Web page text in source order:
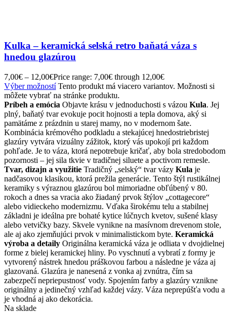
Kulka – keramická selská retro baňatá váza s
hnedou glazúrou
7,00€ – 12,00€Price range: 7,00€ through 12,00€
Výber možnostíTento produkt má viacero variantov. Možnosti si
môžete vybrať na stránke produktu.
Príbeh a emócia Objavte krásu v jednoduchosti s vázou Kula. Jej
plný, baňatý tvar evokuje pocit hojnosti a tepla domova, aký si
pamätáme z prázdnin u starej mamy, no v modernom šate.
Kombinácia krémového podkladu a stekajúcej hnedostriebristej
glazúry vytvára vizuálny zážitok, ktorý vás upokojí pri každom
pohľade. Je to váza, ktorá nepotrebuje kričať, aby bola stredobodom
pozornosti – jej sila tkvie v tradičnej siluete a poctivom remesle.
Tvar, dizajn a využitie Tradičný „selský“ tvar vázy Kula je
nadčasovou klasikou, ktorá prežila generácie. Tento štýl rustikálnej
keramiky s výraznou glazúrou bol mimoriadne obľúbený v 80.
rokoch a dnes sa vracia ako žiadaný prvok štýlov „cottagecore“
alebo vidieckeho modernizmu. Vďaka širokému telu a stabilnej
základni je ideálna pre bohaté kytice lúčnych kvetov, sušené klasy
alebo vetvičky bazy. Skvele vynikne na masívnom drevenom stole,
ale aj ako zjemňujúci prvok v minimalistickom byte. Keramická
výroba a detaily Originálna keramická váza je odliata v dvojdielnej
forme z bielej keramickej hliny. Po vyschnutí a vybratí z formy je
vytvorený nástrek hnedou práškovou farbou a následne je váza aj
glazovaná. Glazúra je nanesená z vonka aj zvnútra, čím sa
zabezpečí nepriepustnosť vody. Spojením farby a glazúry vznikne
originálny a jedinečný vzhľad každej vázy. Váza neprepúšťa vodu a
je vhodná aj ako dekorácia.
Na sklade